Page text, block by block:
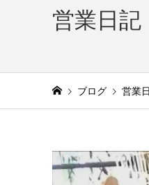
営業日記
ブログ 営業